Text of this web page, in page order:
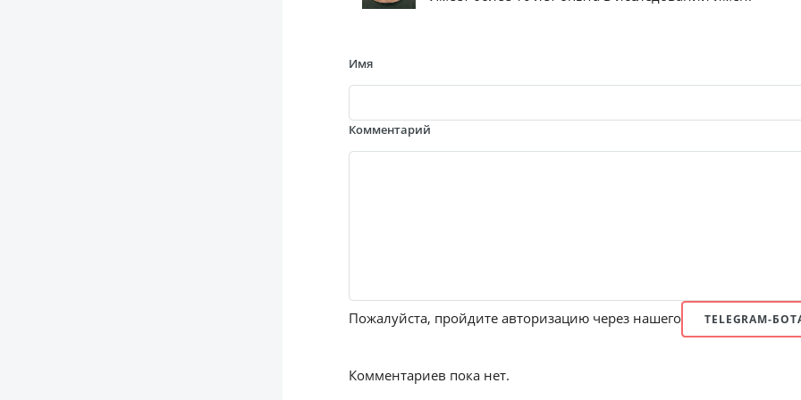
Имя
Комментарий
Пожалуйста, пройдите авторизацию через нашего TELEGRAM-
Комментариев пока нет.